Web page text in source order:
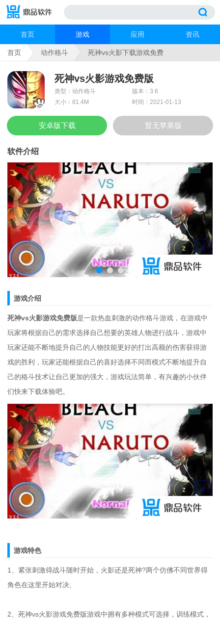
首页 游戏 应用 资讯
首页 动作格斗 死神vs火影下载游戏免费
死神vs火影游戏免费版
类型：动作格斗
版本：3.6
大小：81.4M
时间：2021-01-13
安卓版下载 暂无苹果版
软件介绍
游戏介绍
死神vs火影游戏免费版是一款热血刺激的动作格斗游戏，在游戏中
玩家将根据自己的需求选择自己想要的英雄人物进行战斗，游戏中
玩家还能不断地提升自己的人物技能更好的打出高额的伤害获得游
戏的胜利，玩家还能根据自己的喜好选择不同而模式不断地提升自
己的格斗技术让自己更加的强大，游戏玩法简单，有兴趣的小伙伴
们快来下载体验吧。
游戏特色
1、紧张刺激得战斗随时开始，火影还是死神?两个仿佛不同世界得
角色在这里开始对决;
2、死神vs火影游戏免费版游戏中拥有多种模式可选择，训练模式，